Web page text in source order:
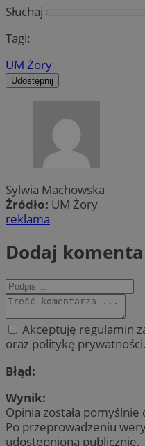
Słuchaj
Tagi:
UM Żory
Udostępnij
Sylwia Machowska
Źródło: UM Żory
reklama
Dodaj
Akceptuję regulamin
oraz politykę prywatności.
Błąd:
Wynik:
Opinia została pomyślnie
Po przeprowadzeniu
udostępniona publicznie.